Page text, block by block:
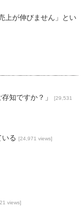
上が伸びません」とい
知ですか？」[29,531
いる[24,971 views]
views]